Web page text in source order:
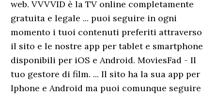
web. VVVVID è la TV online completamente
gratuita e legale ... puoi seguire in ogni
momento i tuoi contenuti preferiti attraverso
il sito e le nostre app per tablet e smartphone
disponibili per iOS e Android. MoviesFad - Il
tuo gestore di film. ... Il sito ha la sua app per
Iphone e Android ma puoi comunque seguire